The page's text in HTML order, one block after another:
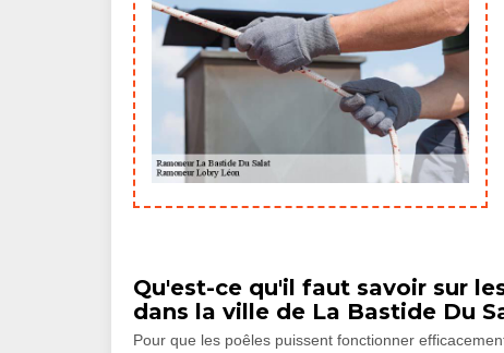
Qu'est-ce qu'il faut savoir sur
dans la ville de La Bastide Du
Pour que les poêles puissent fonctionner